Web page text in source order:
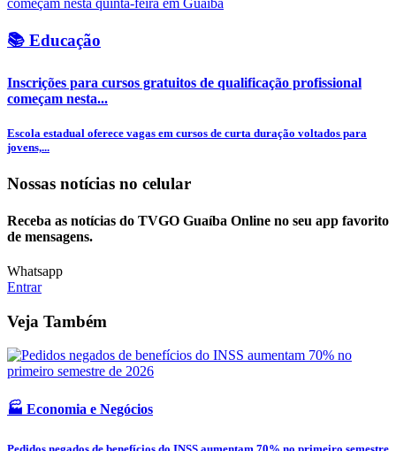
📚 Educação
Inscrições para cursos gratuitos de qualificação profissional
começam nesta...
Escola estadual oferece vagas em cursos de curta duração voltados para
jovens,...
Nossas notícias no celular
Receba as notícias do TVGO Guaíba Online no seu app favorito
de mensagens.
Whatsapp
Entrar
Veja Também
🏭 Economia e Negócios